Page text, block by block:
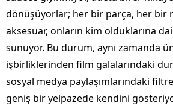
dönüşüyorlar; her bir parça, her bir
aksesuar, onların kim olduklarına
sunuyor. Bu durum, aynı zamanda
işbirliklerinden film galalarındaki
sosyal medya paylaşımlarındaki
geniş bir yelpazede kendini